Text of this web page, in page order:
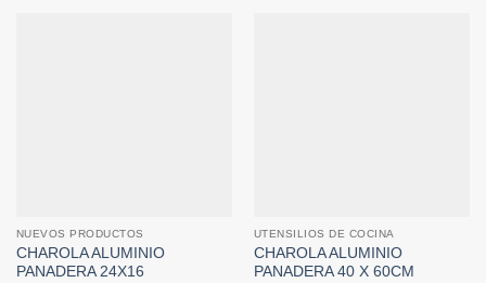
NUEVOS PRODUCTOS
CHAROLA ALUMINIO
PANADERA 24X16
UTENSILIOS DE COCINA
CHAROLA ALUMINIO
PANADERA 40 X 60CM